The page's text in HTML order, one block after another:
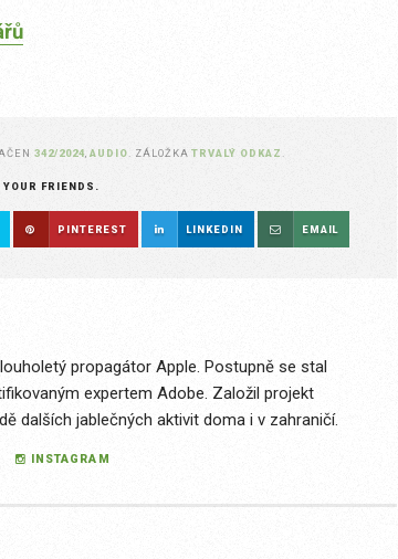
342/2024 ,AUDIO . ZÁLOŽKATRVALÝ ODKAZ
FRIENDS.
PINTEREST LINKEDIN EMAIL
propagátor Apple. Postupně se stal
expertem Adobe. Založil projekt
dalších jablečných aktivit doma i v zahraničí.
INSTAGRAM